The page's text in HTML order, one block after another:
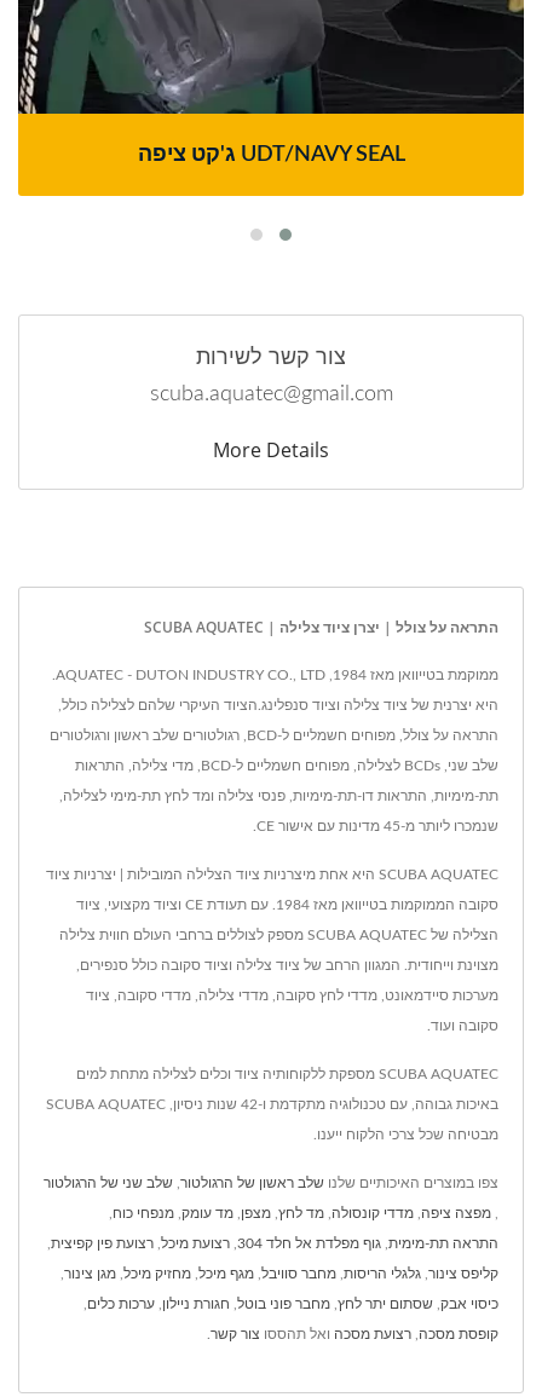
ג'קט ציפה UDT/NAVY SEAL
צור קשר לשירות
scuba.aquatec@gmail.com
More Details
התראה על צולל | יצרן ציוד צלילה | SCUBA AQUATEC
היא יצרנית של ציוד צלילה וציוד סנפלינג.הציוד העיקרי שלהם לצלילה כולל,
התראה על צולל, מפוחים חשמליים ל-BCD, רגולטורים שלב ראשון ורגולטורים
שלב שני, BCDs לצלילה, מפוחים חשמליים ל-BCD, מדי צלילה, התראות
תת-מימיות, התראות דו-תת-מימיות, פנסי צלילה ומד לחץ תת-מימי לצלילה,
שנמכרו ליותר מ-45 מדינות עם אישור CE.
SCUBA AQUATEC היא אחת מיצרניות ציוד הצלילה המובילות | יצרניות ציוד
סקובה הממוקמות בטייוואן מאז 1984. עם תעודת CE וציוד מקצועי, ציוד
הצלילה של SCUBA AQUATEC מספק לצוללים ברחבי העולם חווית צלילה
מצוינת וייחודית. המגוון הרחב של ציוד צלילה וציוד סקובה כולל סנפירים,
מערכות סיידמאונט, מדדי לחץ סקובה, מדדי צלילה, מדדי סקובה, ציוד
סקובה ועוד.
SCUBA AQUATEC מספקת ללקוחותיה ציוד וכלים לצלילה מתחת למים
באיכות גבוהה, עם טכנולוגיה מתקדמת ו-42 שנות ניסיון, SCUBA AQUATEC
מבטיחה שכל צרכי הלקוח ייענו.
צפו במוצרים האיכותיים שלנו שלב ראשון של הרגולטור שלב שני של הרגולטור
מפצה ציפה מדדי קונסולה מד לחץ מצפן מד עומק מנפחי כוח
התראה תת-מימית גוף מפלדת אל חלד 304 רצועת מיכל רצועת פין קפיצית
קליפס צינור גלגלי הריסות מחבר סוויבל מגף מיכל מחזיק מיכל מגן צינור
כיסוי אבק שסתום יתר לחץ מחבר פוני בוטל חגורת ניילון ערכות כלים
קופסת מסכה רצועת מסכה ואל תהססו צור קשר